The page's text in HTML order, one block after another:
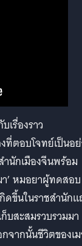
เรื่องราว
ที่ตอบโจทย์เป็นอ
ำนักเมืองจีนพร้อม
า’ หมอยาผู้ทดสอบ
ขึ้นในราชสำนัก
บสะสมรวบรวมมา
จากนั้นชีวิตของเ